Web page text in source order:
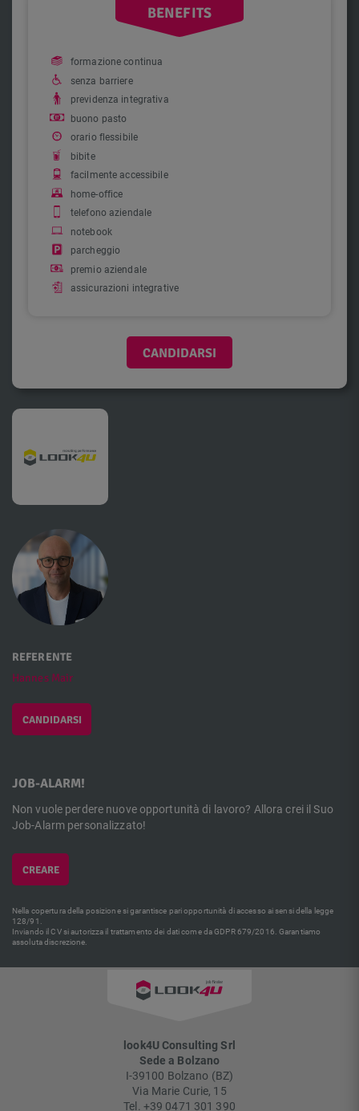
BENEFITS
formazione continua
senza barriere
previdenza integrativa
buono pasto
orario flessibile
bibite
facilmente accessibile
home-office
telefono aziendale
notebook
parcheggio
premio aziendale
assicurazioni integrative
CANDIDARSI
REFERENTE
Hannes Mair
CANDIDARSI
JOB-ALARM!
Non vuole perdere nuove opportunità di lavoro? Allora crei il Suo
Job-Alarm personalizzato!
CREARE
Nella copertura della posizione si garantisce pari opportunità di accesso ai sensi della legge
128/91.
Inviando il CV si autorizza il trattamento dei dati come da GDPR 679/2016. Garantiamo
assoluta discrezione.
look4U Consulting Srl
Sede a Bolzano
I-39100 Bolzano (BZ)
Via Marie Curie, 15
Tel. +39 0471 301 390